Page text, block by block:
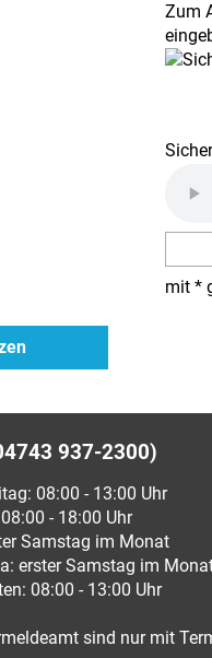
Zum
mit *
937-2300)
08:00 - 13:00 Uhr
- 18:00 Uhr
Samstag im Monat
erster Samstag im
08:00 - 13:00 Uhr
sind nur mit